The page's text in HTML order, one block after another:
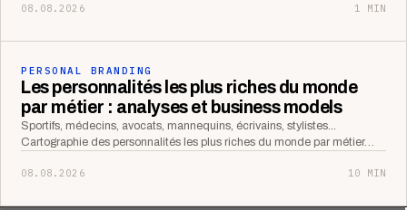
08.08.2026 1 MIN
PERSONAL BRANDING
Les personnalités les plus riches du monde
par métier : analyses et business models
Sportifs, médecins, avocats, mannequins, écrivains, stylistes...
Cartographie des personnalités les plus riches du monde par métier…
08.08.2026 10 MIN